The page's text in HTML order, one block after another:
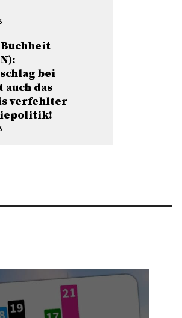
bei
auch das
verfehlter